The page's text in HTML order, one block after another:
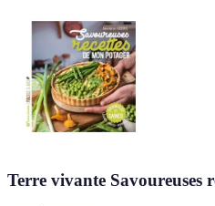
Terre vivante Savoureuses